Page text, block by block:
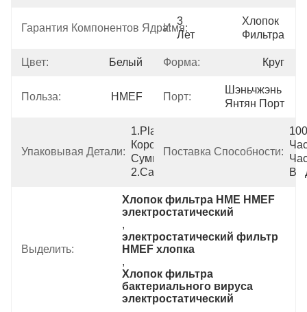
Гарантия Компонентов Ядра:
3
Лет
Имя:
Хлопок
Фильтра
Цвет: Белый Форма: Круг
Польза: HMEF Порт:
Шэньчжэнь
Янтян Порт
Упаковывая Детали:
1.Plastic
Коробка
Сумки
2.Cardboard
Поставка Способности:
В
Выделить:
Хлопок фильтра HME HMEF
электростатический
,
электростатический фильтр
HMEF хлопка
,
Хлопок фильтра
бактериального вируса
электростатический